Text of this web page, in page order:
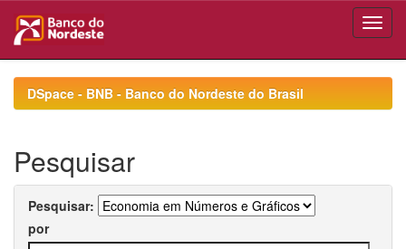
navigationDSpace - BNB - Banco do Nordeste do Brasil
Pesquisar
Pesquisar:
por